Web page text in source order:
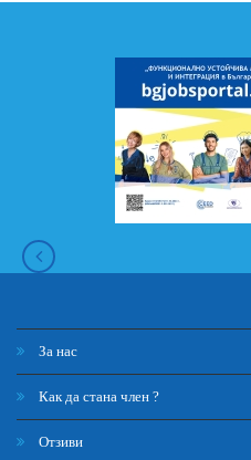
За нас
Как да стана член ?
Отзиви